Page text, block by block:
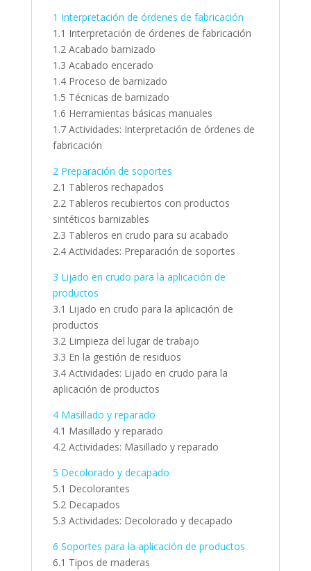
1 Interpretación de órdenes de fabricación
1.1 Interpretación de órdenes de fabricación
1.2 Acabado barnizado
1.3 Acabado encerado
1.4 Proceso de barnizado
1.5 Técnicas de barnizado
1.6 Herramientas básicas manuales
1.7 Actividades: Interpretación de órdenes de
fabricación
2 Preparación de soportes
2.1 Tableros rechapados
2.2 Tableros recubiertos con productos
sintéticos barnizables
2.3 Tableros en crudo para su acabado
2.4 Actividades: Preparación de soportes
3 Lijado en crudo para la aplicación de
productos
3.1 Lijado en crudo para la aplicación de
productos
3.2 Limpieza del lugar de trabajo
3.3 En la gestión de residuos
3.4 Actividades: Lijado en crudo para la
aplicación de productos
4 Masillado y reparado
4.1 Masillado y reparado
4.2 Actividades: Masillado y reparado
5 Decolorado y decapado
5.1 Decolorantes
5.2 Decapados
5.3 Actividades: Decolorado y decapado
6 Soportes para la aplicación de productos
6.1 Tipos de maderas